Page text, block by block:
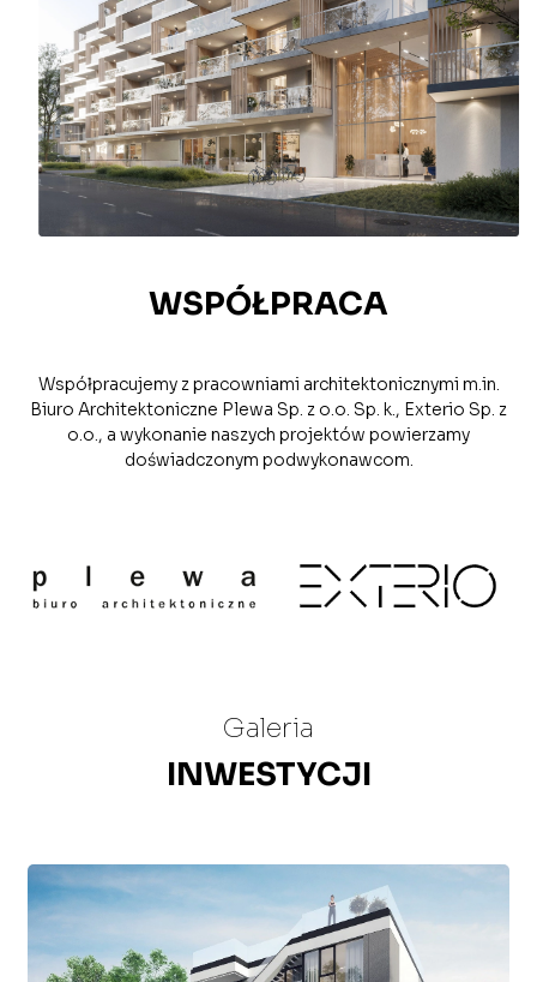
WSPÓŁPRACA
Współpracujemy z pracowniami architektonicznymi m.in.
Biuro Architektoniczne Plewa Sp. z o.o. Sp. k., Exterio Sp. z
o.o., a wykonanie naszych projektów powierzamy
doświadczonym podwykonawcom.
Galeria
INWESTYCJI